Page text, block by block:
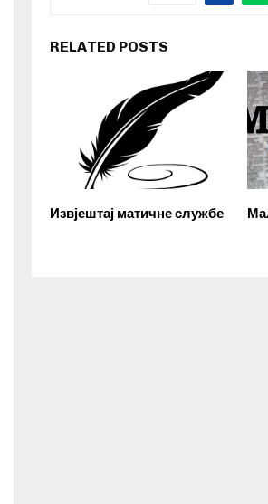
RELATED POSTS
Извјештај матичне службе